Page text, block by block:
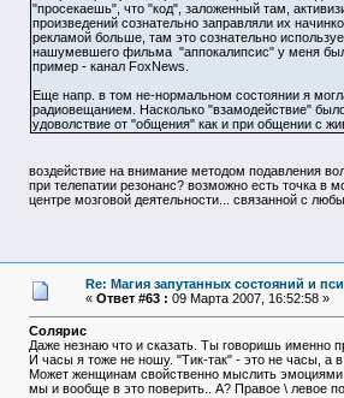
"просекаешь", что "код", заложенный там,
произведений сознательно заправляли их
рекламой больше, там это сознательно
нашумевшего фильма "аппокалипсис" у меня
пример - канал FoxNews.
Еще напр. в том не-нормальном состоянии я
радиовещанием. Насколько "взамодействие"
удоволствие от "общения" как и при общении с
воздействие на внимание методом подавления
при телепатии резонанс? возможно есть точка в
центре мозговой деятельности... связанной с
Re: Магия запутанных состояний и
« Ответ #63 : 09 Марта 2007, 16:52:58 »
Солярис
Даже незнаю что и сказать. Ты говоришь именно
И часы я тоже не ношу. "Тик-так" - это не часы, а
Может женщинам свойственно мыслить
мы и вообще в это поверить.. А? Правое \ левое